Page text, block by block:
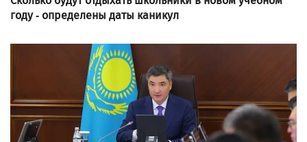
году - определены даты каникул